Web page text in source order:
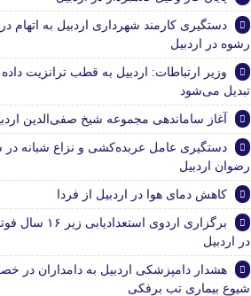
دستگیری کارمند شهرداری اردبیل به اتهام
رشوه در اردبیل
وزیر ارتباطات: اردبیل به قطب ترانزیت
تبدیل می‌شود
آغاز ساماندهی مجموعه شیخ صفی‌الدین
دستگیری عامل عربده‌کشی و نزاع شبانه
رضوان اردبیل
کاهش دمای هوا در اردبیل از فردا
برگزاری اردوی
در اردبیل
هشدار دامپزشکی اردبیل به دامداران در
شیوع بیماری تب برفکی